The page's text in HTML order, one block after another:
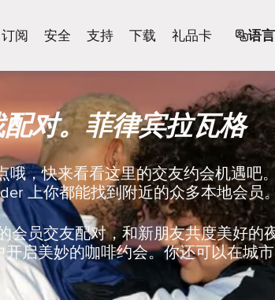
订阅 安全 支持 下载 礼品卡 语言
对。菲律宾拉瓦格
哦，快来看看这里的交友约会机遇吧
上你都能找到附近的众多本地会员
会员交友配对，和新朋友共度美好的
启美妙的咖啡约会。你还可以在城